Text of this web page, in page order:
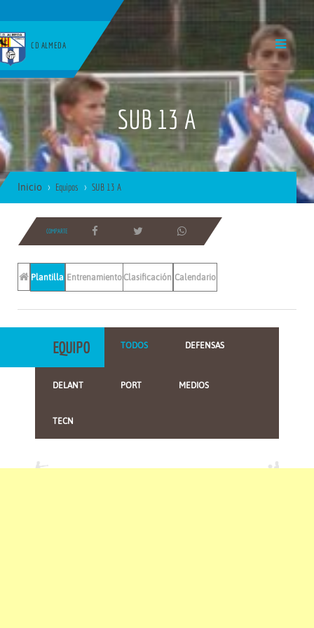
CD ALMEDA
SUB 13 A
Inicio Equipos SUB 13 A
COMPARTE
Plantilla EntrenamientosClasificación Calendario
EQUIPO TODOS DEFENSAS
DELANT PORT MEDIOS
TECN